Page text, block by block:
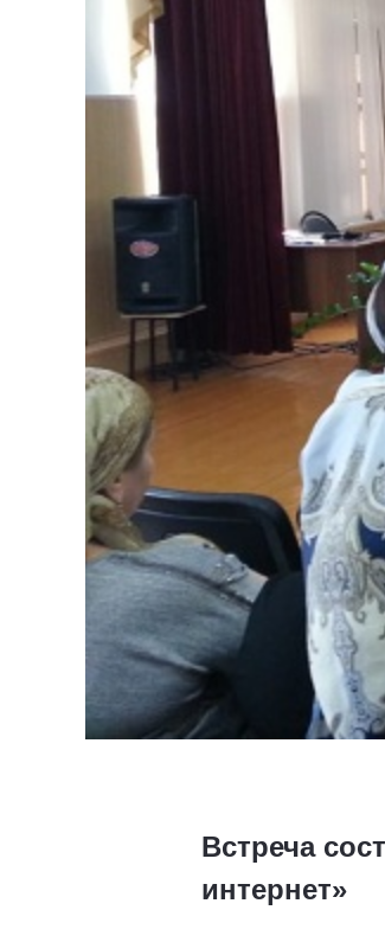
Встреча
интернет»